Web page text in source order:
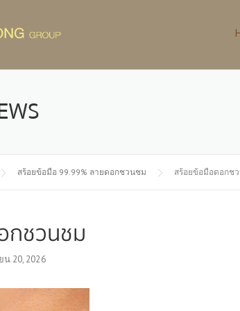
สร้อยข้อมือ 99.99% ลายดอกชวนชม สร้อยข้อมือดอกช
กชวนชม
20, 2026